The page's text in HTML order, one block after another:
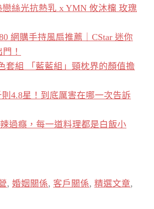
絲光抗熱乳 x YMN 攸沐橣 玫瑰
網購手持風扇推薦｜CStar 迷你
！
套組 「藍藍組」頸枕界的顏值擔
則4.8星！到底厲害在哪一次告訴
過癮，每一道料理都是白飯小
, 婚姻關係, 客戶關係, 精選文章,